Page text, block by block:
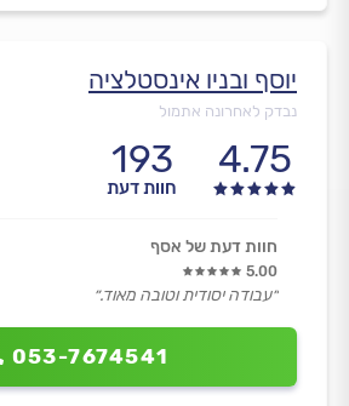
יוסף ובניו אינסטלציה
נבדק לאחרונה אתמול
4.75
193
חוות דעת
053-7674541
חוות דעת של אסף
5.00
״עבודה יסודית וטובה מאוד.״